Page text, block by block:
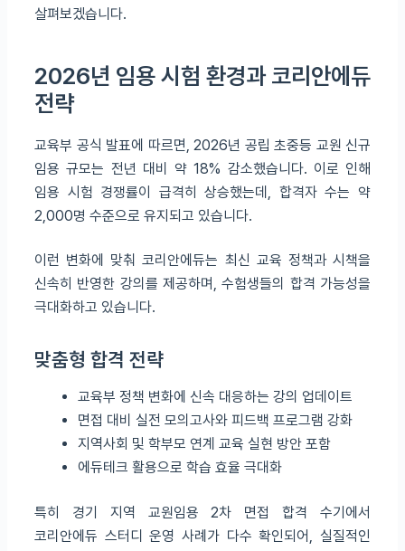
살펴보겠습니다.
2026년 임용 시험 환경과 코리안에듀
전략
교육부 공식 발표에 따르면, 2026년 공립 초중등 교원 신규
임용 규모는 전년 대비 약 18% 감소했습니다. 이로 인해
임용 시험 경쟁률이 급격히 상승했는데, 합격자 수는 약
2,000명 수준으로 유지되고 있습니다.
이런 변화에 맞춰 코리안에듀는 최신 교육 정책과 시책을
신속히 반영한 강의를 제공하며, 수험생들의 합격 가능성을
극대화하고 있습니다.
맞춤형 합격 전략
교육부 정책 변화에 신속 대응하는 강의 업데이트
면접 대비 실전 모의고사와 피드백 프로그램 강화
지역사회 및 학부모 연계 교육 실현 방안 포함
에듀테크 활용으로 학습 효율 극대화
특히 경기 지역 교원임용 2차 면접 합격 수기에서
코리안에듀 스터디 운영 사례가 다수 확인되어, 실질적인